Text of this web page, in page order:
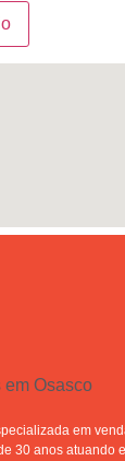
em
30 anos atuando